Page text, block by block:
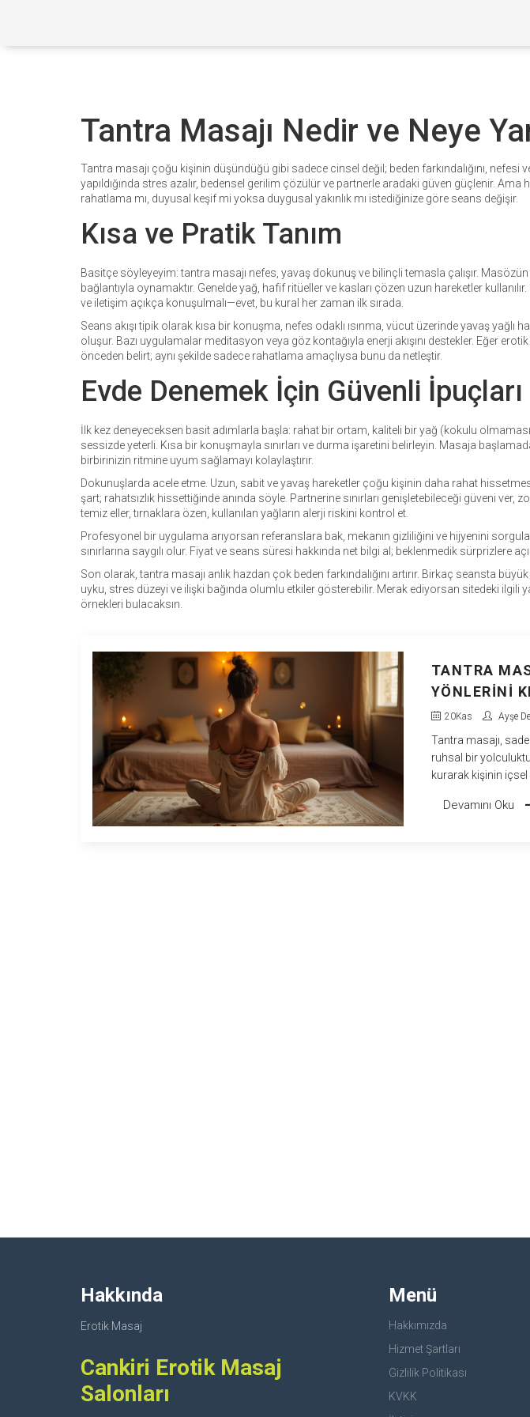
Tantra Masajı Nedir ve Neye
Tantra masajı çoğu kişinin düşündüğü gibi sadece cinsel değil; beden farkındalığını, nefesi
yapıldığında stres azalır, bedensel gerilim çözülür ve partnerle aradaki güven güçlenir. Ama
rahatlama mı, duyusal keşif mi yoksa duygusal yakınlık mı istediğinize göre seans değişir.
Kısa ve Pratik Tanım
Basitçe söyleyeyim: tantra masajı nefes, yavaş dokunuş ve bilinçli temasla çalışır. Masözün
bağlantıyla oynamaktır. Genelde yağ, hafif ritüeller ve kasları çözen uzun hareketler
ve iletişim açıkça konuşulmalı—evet, bu kural her zaman ilk sırada.
Seans akışı tipik olarak kısa bir konuşma, nefes odaklı ısınma, vücut üzerinde yavaş
oluşur. Bazı uygulamalar meditasyon veya göz kontağıyla enerji akışını destekler. Eğer
önceden belirt; aynı şekilde sadece rahatlama amaçlıysa bunu da netleştir.
Evde Denemek İçin Güvenli İpuçları
İlk kez deneyeceksen basit adımlarla başla: rahat bir ortam, kaliteli bir yağ (kokulu
sessizde yeterli. Kısa bir konuşmayla sınırları ve durma işaretini belirleyin. Masaja
birbirinizin ritmine uyum sağlamayı kolaylaştırır.
Dokunuşlarda acele etme. Uzun, sabit ve yavaş hareketler çoğu kişinin daha rahat
şart; rahatsızlık hissettiğinde anında söyle. Partnerine sınırları genişletebileceği güveni ver,
temiz eller, tırnaklara özen, kullanılan yağların alerji riskini kontrol et.
Profesyonel bir uygulama arıyorsan referanslara bak, mekanın gizliliğini ve hijyenini
sınırlarına saygılı olur. Fiyat ve seans süresi hakkında net bilgi al; beklenmedik sürprizlere
Son olarak, tantra masajı anlık hazdan çok beden farkındalığını artırır. Birkaç seansta
uyku, stres düzeyi ve ilişki bağında olumlu etkiler gösterebilir. Merak ediyorsan sitedeki ilgili
örnekleri bulacaksın.
TANTRA
YÖNLERINI
20Kas Ayşe
Tantra masajı,
ruhsal bir
kurarak kişinin içsel
deneyimin derin ve
Devamını Oku
Hakkında
Erotik Masaj
Cankiri Erotik Masaj
Salonları
Menü
Hakkımızda
Hizmet Şartları
Gizlilik Politikası
KVKK